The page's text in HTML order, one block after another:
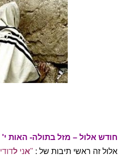
חודש אלול – מזל בתולה- האות י'
אלול זה ראשי תיבות של : "אני לדודי